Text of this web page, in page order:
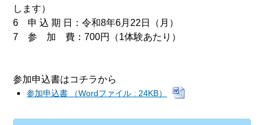
します）
6 申 込 期 日：令和8年6月22日（月）
7 参 加 費：700円（1体験あたり）
参加申込書はコチラから
参加申込書 （Wordファイル : 24KB）